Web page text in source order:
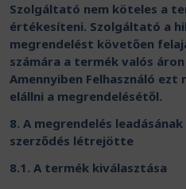
Szolgáltató nem köteles a
értékesíteni. Szolgáltató a
megrendelést követően
számára a termék valós
Amennyiben Felhasználó
elállni a megrendelésétől.
8. A megrendelés
szerződés létrejötte
8.1. A termék kiválasztása